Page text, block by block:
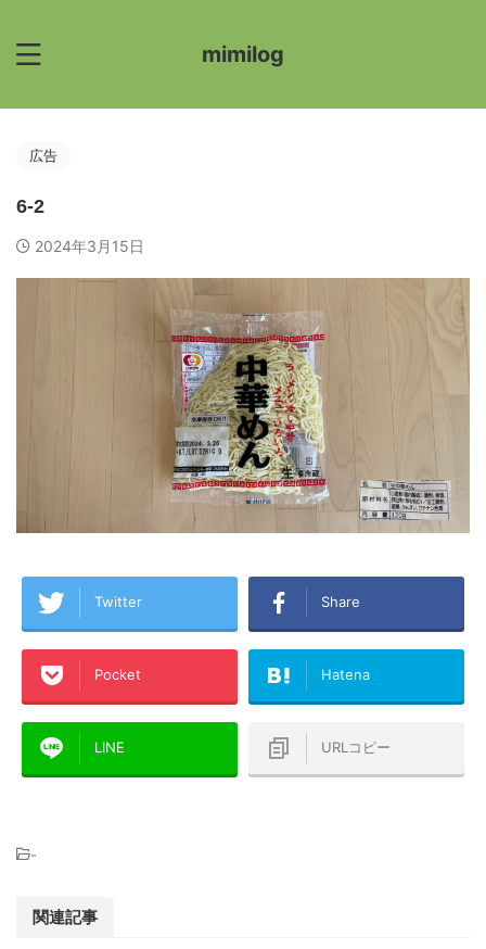
mimilog
広告
6-2
2024年3月15日
Twitter Share
Pocket Hatena
LINE URLコピー
-
関連記事